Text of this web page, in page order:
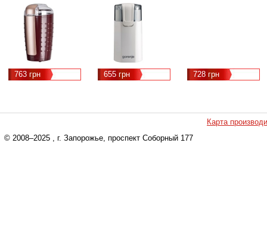
763 грн 655 грн 728 грн
Карта
© 2008–2025 , г. Запорожье, проспект Соборный 177